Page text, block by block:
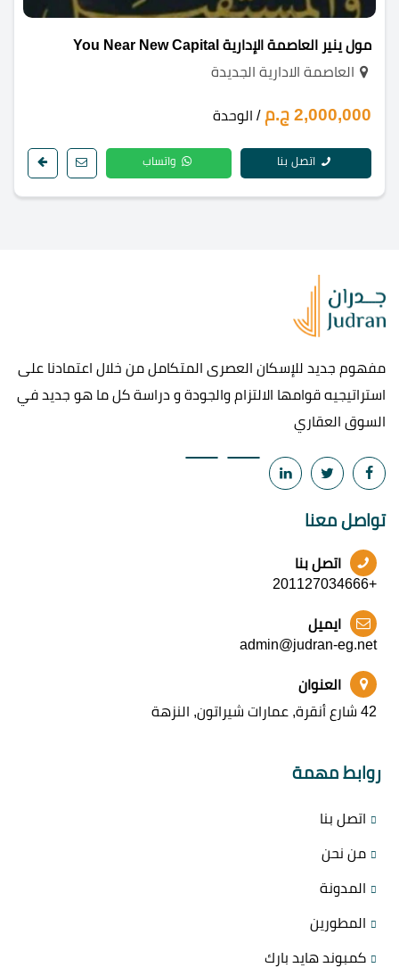
مول ينير العاصمة الإدارية You Near New Capital
العاصمة الادارية الجديدة
2,000,000 ج.م / الوحدة
اتصل بنا واتساب
مفهوم جديد للإسكان العصرى المتكامل من خلال اعتمادنا على
استراتيجيه قوامها الالتزام والجودة و دراسة كل ما هو جديد في
السوق العقاري
تواصل معنا
اتصل بنا
+201127034666
ايميل
admin@judran-eg.net
العنوان
42 شارع أنقرة, عمارات شيراتون, النزهة
روابط مهمة
اتصل بنا
من نحن
المدونة
المطورين
كمبوند هايد بارك